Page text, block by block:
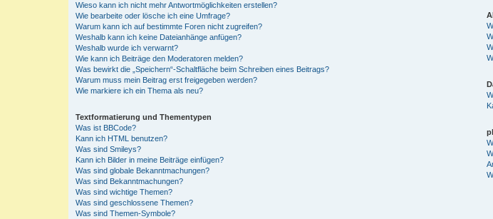
Wieso kann ich nicht mehr Antwortmöglichkeiten erstellen?
Wie bearbeite oder lösche ich eine Umfrage?
Warum kann ich auf bestimmte Foren nicht zugreifen?
Weshalb kann ich keine Dateianhänge anfügen?
Weshalb wurde ich verwarnt?
Wie kann ich Beiträge den Moderatoren melden?
Was bewirkt die „Speichern“-Schaltfläche beim Schreiben eines Beitrags?
Warum muss mein Beitrag erst freigegeben werden?
Wie markiere ich ein Thema als neu?
Textformatierung und Thementypen
Was ist BBCode?
Kann ich HTML benutzen?
Was sind Smileys?
Kann ich Bilder in meine Beiträge einfügen?
Was sind globale Bekanntmachungen?
Was sind Bekanntmachungen?
Was sind wichtige Themen?
Was sind geschlossene Themen?
Was sind Themen-Symbole?